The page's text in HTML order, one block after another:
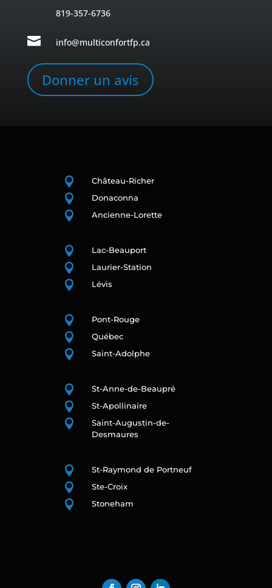
819-357-6736
 info@multiconfortfp.ca
Donner un avis
 Château-Richer
 Donaconna
 Ancienne-Lorette
 Lac-Beauport
 Laurier-Station
 Lévis
 Pont-Rouge
 Québec
 Saint-Adolphe
 St-Anne-de-Beaupré
 St-Apollinaire

Saint-Augustin-de-
Desmaures
 St-Raymond de Portneuf
 Ste-Croix
 Stoneham